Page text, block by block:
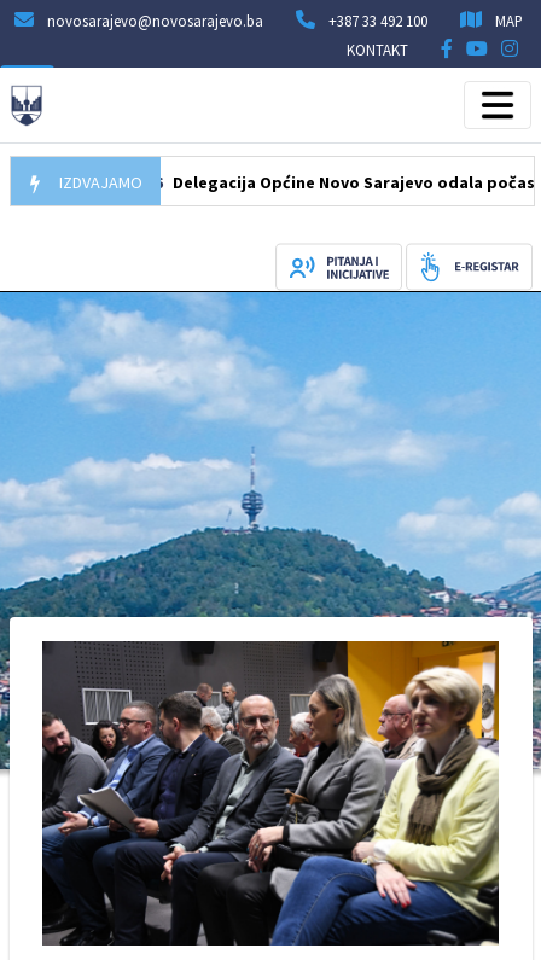
novosarajevo@novosarajevo.ba +387 33 492 100
MAP
KONTAKT
IZDVAJAMO
07.08.2026 Delegacija Općine Novo Sarajevo odala počast